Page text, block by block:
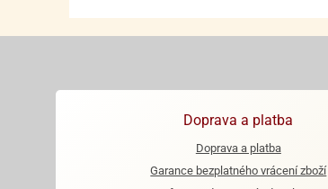
Doprava a platba
Doprava a platba
Garance bezplatného vrácení zboží